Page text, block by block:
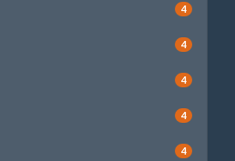
4
4
4
4
4